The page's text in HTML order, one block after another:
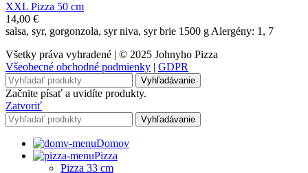
XXL Pizza 50 cm
14,00 €
salsa, syr, gorgonzola, syr niva, syr brie 1500 g Alergény: 1, 7
Všetky práva vyhradené | © 2025 Johnyho Pizza
Všeobecné obchodné podmienky | GDPR
Vyhľadávanie
Začnite písať a uvidíte produkty.
Zatvoriť
Vyhľadávanie
Domov
Pizza
Pizza 33 cm